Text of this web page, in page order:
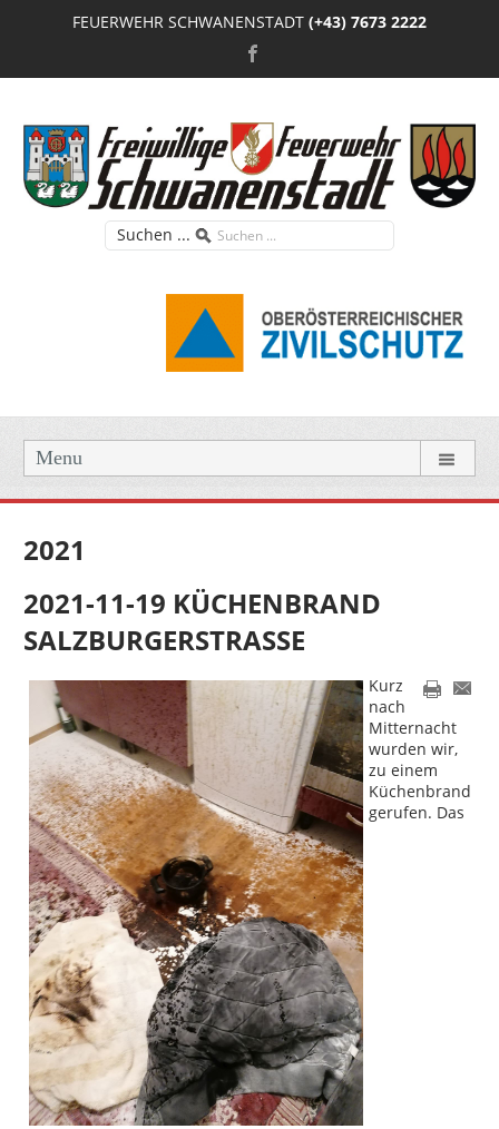
FEUERWEHR SCHWANENSTADT (+43) 7673 2222
Suchen ...
Menu
2021
2021-11-19 KÜCHENBRAND
SALZBURGERSTRASSE
Kurz
nach
Mitternacht
wurden wir,
zu einem
Küchenbrand
gerufen. Das